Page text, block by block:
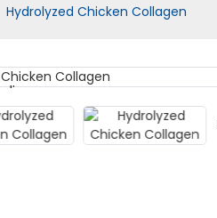
Hydrolyzed Chicken Collagen